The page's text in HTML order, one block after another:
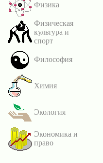
Физика
Физическая
культура и
спорт
Философия
Химия
Экология
Экономика и
право